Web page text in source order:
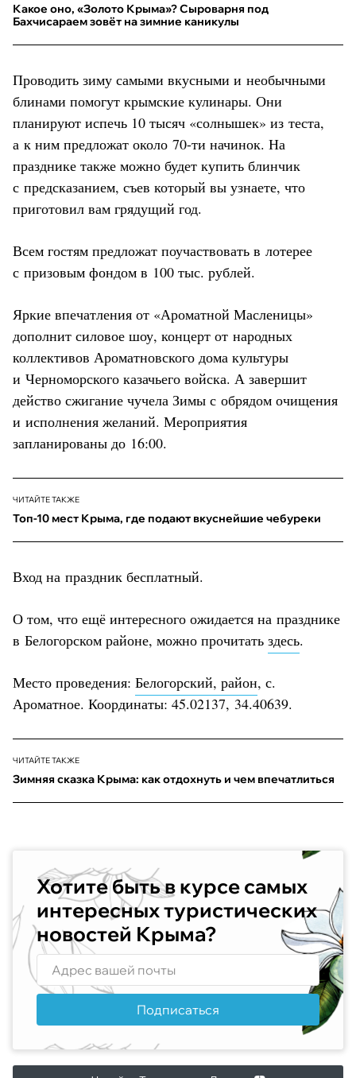
Какое оно, «Золото Крыма»? Сыроварня под
Бахчисараем зовёт на зимние каникулы
Проводить зиму самыми вкусными и необычными
блинами помогут крымские кулинары. Они
планируют испечь 10 тысяч «солнышек» из теста,
а к ним предложат около 70-ти начинок. На
празднике также можно будет купить блинчик
с предсказанием, съев который вы узнаете, что
приготовил вам грядущий год.
Всем гостям предложат поучаствовать в лотерее
с призовым фондом в 100 тыс. рублей.
Яркие впечатления от «Ароматной Масленицы»
дополнит силовое шоу, концерт от народных
коллективов Ароматновского дома культуры
и Черноморского казачьего войска. А завершит
действо сжигание чучела Зимы с обрядом очищения
и исполнения желаний. Мероприятия
запланированы до 16:00.
ЧИТАЙТЕ ТАКЖЕ
Топ-10 мест Крыма, где подают вкуснейшие чебуреки
Вход на праздник бесплатный.
О том, что ещё интересного ожидается на празднике
в Белогорском районе, можно прочитать здесь.
Место проведения: Белогорский, район, с.
Ароматное. Координаты: 45.02137, 34.40639.
ЧИТАЙТЕ ТАКЖЕ
Зимняя сказка Крыма: как отдохнуть и чем впечатлиться
Хотите быть в курсе самых
интересных туристических
новостей Крыма?
Подписаться